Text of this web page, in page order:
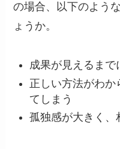
の場合、以下のよう
ょうか。
成果が見えるまで
正しい方法がわか
てしまう
孤独感が大きく、